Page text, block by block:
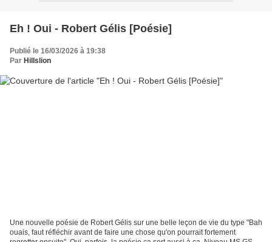
Eh ! Oui - Robert Gélis [Poésie]
Publié le 16/03/2026 à 19:38
Par Hillslion
Une nouvelle poésie de Robert Gélis sur une belle leçon de vie du type "Bah
ouais, faut réfléchir avant de faire une chose qu'on pourrait fortement